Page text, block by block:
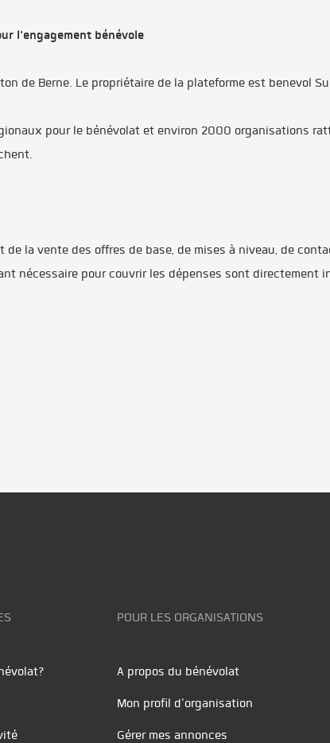
l'engagement bénévole
de Berne. Le propriétaire de la plateforme est benevol
pour le bénévolat et environ 2000 organisations
la vente des offres de base, de mises à niveau, de
nécessaire pour couvrir les dépenses sont directement
POUR LES ORGANISATIONS
A propos du bénévolat
Mon profil d'organisation
Gérer mes annonces